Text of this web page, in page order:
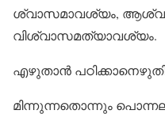
ശ്വാസമാവശ്യം,
വിശ്വാസമത്യാവശ്യം.
എഴുതാന്‍
മിന്നുന്നതൊന്നും